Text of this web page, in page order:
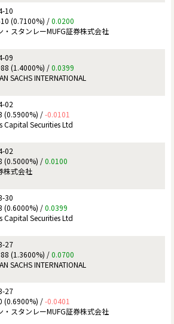
10
(0.7100%) /0.0200
・スタンレーMUFG証券株式会社
09
(1.4000%) /0.0399
SACHS INTERNATIONAL
02
(0.5900%) /-0.0101
Capital Securities Ltd
02
(0.5000%) /0.0100
株式会社
30
(0.6000%) /0.0399
Capital Securities Ltd
27
(1.3600%) /0.0700
SACHS INTERNATIONAL
27
(0.6900%) /-0.0401
・スタンレーMUFG証券株式会社